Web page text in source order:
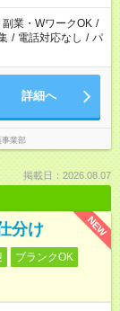
副業・WワークOK /
/ 電話対応なし / パ
詳細へ
業部
掲載日：2026.08.07
NEW
分け
ブランクOK